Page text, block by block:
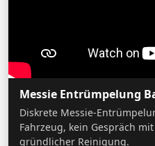
Messie Entrümpelung
Diskrete Messie-
Fahrzeug, kein Gespräch
gründlicher Reinigung.